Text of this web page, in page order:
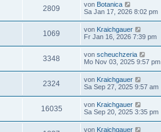
2809 von Botanica
Sa Jan 17, 2026 8:02 pm
1069 von Kraichgauer
Fr Jan 16, 2026 7:39 pm
3348 von scheuchzeria
Mo Nov 03, 2025 9:57 pm
2324 von Kraichgauer
Sa Sep 27, 2025 9:57 am
16035 von Kraichgauer
Sa Sep 20, 2025 3:35 pm
von Kraichgauer